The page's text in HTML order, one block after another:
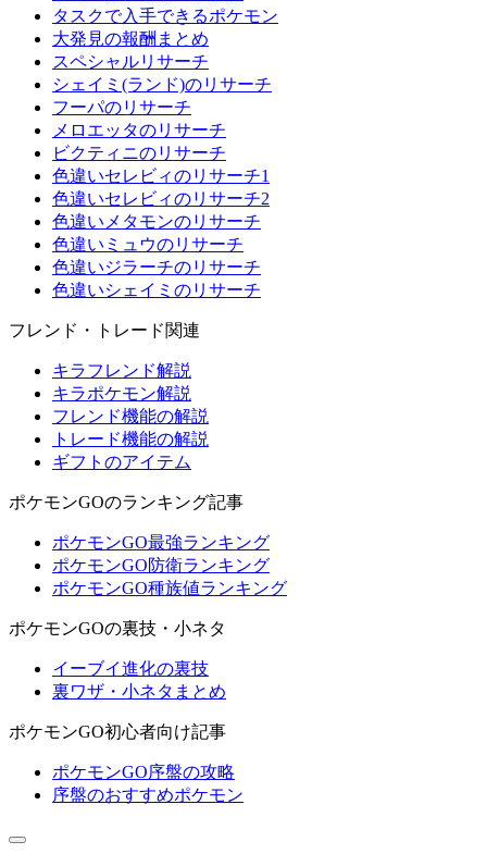
タスクで入手できるポケモン
大発見の報酬まとめ
スペシャルリサーチ
シェイミ(ランド)のリサーチ
フーパのリサーチ
メロエッタのリサーチ
ビクティニのリサーチ
色違いセレビィのリサーチ1
色違いセレビィのリサーチ2
色違いメタモンのリサーチ
色違いミュウのリサーチ
色違いジラーチのリサーチ
色違いシェイミのリサーチ
フレンド・トレード関連
キラフレンド解説
キラポケモン解説
フレンド機能の解説
トレード機能の解説
ギフトのアイテム
ポケモンGOのランキング記事
ポケモンGO最強ランキング
ポケモンGO防衛ランキング
ポケモンGO種族値ランキング
ポケモンGOの裏技・小ネタ
イーブイ進化の裏技
裏ワザ・小ネタまとめ
ポケモンGO初心者向け記事
ポケモンGO序盤の攻略
序盤のおすすめポケモン